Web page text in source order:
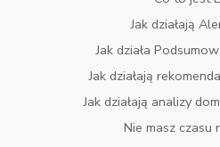
Jak działają
Jak działa
Jak działają
Jak działają analizy
Nie masz czasu